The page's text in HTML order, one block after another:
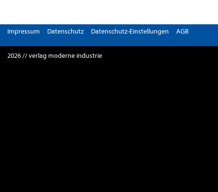
Impressum Datenschutz Datenschutz-Einstellungen AGB
2026 // verlag moderne industrie